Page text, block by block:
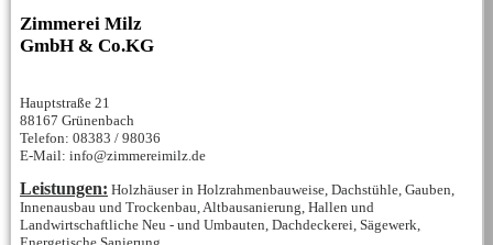
Zimmerei Milz
GmbH & Co.KG
Hauptstraße 21
88167 Grünenbach
Telefon: 08383 / 98036
E-Mail: info@zimmereimilz.de
Leistungen: Holzhäuser in Holzrahmenbauweise, Dachstühle, Gauben,
Innenausbau und Trockenbau, Altbausanierung, Hallen und
Landwirtschaftliche Neu - und Umbauten, Dachdeckerei, Sägewerk,